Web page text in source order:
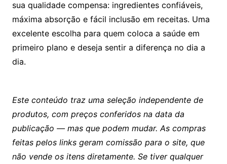
sua qualidade compensa: ingredientes confiáveis,
máxima absorção e fácil inclusão em receitas. Uma
excelente escolha para quem coloca a saúde em
primeiro plano e deseja sentir a diferença no dia a
dia.
Este conteúdo traz uma seleção independente de
produtos, com preços conferidos na data da
publicação — mas que podem mudar. As compras
feitas pelos links geram comissão para o site, que
não vende os itens diretamente. Se tiver qualquer